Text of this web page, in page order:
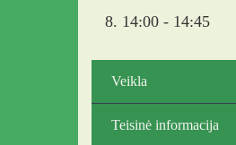
8. 14:00 - 14:45
Veikla
Teisinė informacija